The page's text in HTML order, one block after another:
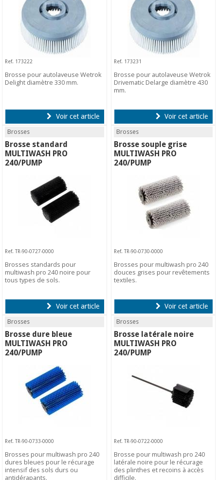
Ref. 173222
Brosse pour autolaveuse Wetrok
Delight diamètre 330 mm.
Voir cet article
Ref. 173231
Brosse pour autolaveuse Wetrok
Drivematic Delarge diamètre 430
mm.
Voir cet article
Brosses
Brosse standard
MULTIWASH PRO
240/PUMP
Ref. TR-90-0727-0000
Brosses standards pour
multiwash pro 240 noire pour
tous types de sols.
Voir cet article
Brosses
Brosse souple grise
MULTIWASH PRO
240/PUMP
Ref. TR-90-0730-0000
Brosses pour multiwash pro 240
douces grises pour revêtements
textiles.
Voir cet article
Brosses
Brosse dure bleue
MULTIWASH PRO
240/PUMP
Ref. TR-90-0733-0000
Brosses pour multiwash pro 240
dures bleues pour le récurage
intensif des sols durs ou
antidérapants.
Brosses
Brosse latérale noire
MULTIWASH PRO
240/PUMP
Ref. TR-90-0722-0000
Brosse pour multiwash pro 240
latérale noire pour le récurage
des plinthes et recoins à accès
difficile.